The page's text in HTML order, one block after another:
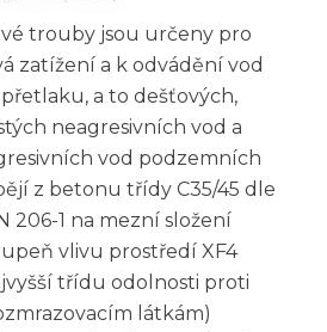
trouby jsou určeny pro
zatížení a k odvádění vod
a to dešťových,
neagresivních vod a
vod podzemních
z betonu třídy C35/45 dle
206-1 na mezní složení
vlivu prostředí XF4
třídu odolnosti proti
látkám)